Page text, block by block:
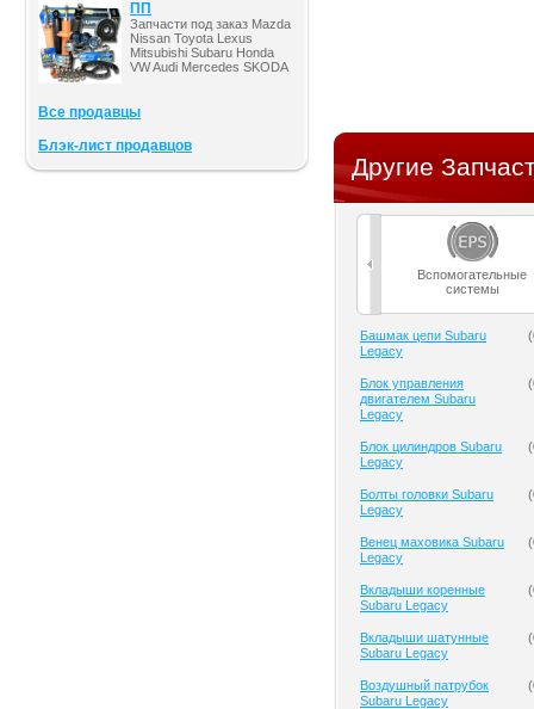
ПП
Запчасти под заказ Mazda
Nissan Toyota Lexus
Mitsubishi Subaru Honda
VW Audi Mercedes SKODA
Все продавцы
Блэк-лист продавцов
Другие
Вспомогательные
системы
Башмак цепи Subaru
Legacy
(
Блок управления
двигателем Subaru
Legacy
(
Блок цилиндров Subaru
Legacy
(
Болты головки Subaru
Legacy
(
Венец маховика Subaru
Legacy
(
Вкладыши коренные
Subaru Legacy
(
Вкладыши шатунные
Subaru Legacy
(
Воздушный патрубок
Subaru Legacy
(